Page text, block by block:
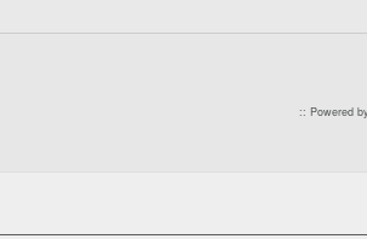
:: Powered by